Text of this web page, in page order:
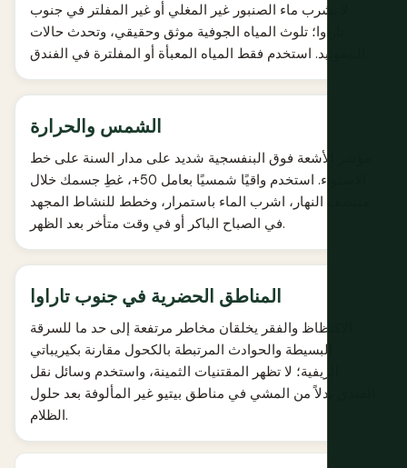
لا تشرب ماء الصنبور غير المغلي أو غير المفلتر في جنوب
تاراوا؛ تلوث المياه الجوفية موثق وحقيقي، وتحدث حالات
الشمس والحرارة
مؤشر الأشعة فوق البنفسجية شديد على مدار السنة على خط
الاستواء. استخدم واقيًا شمسيًا بعامل 50+، غطِ جسمك خلال
منتصف النهار، اشرب الماء باستمرار، وخطط للنشاط المجهد
في الصباح الباكر أو في وقت متأخر بعد الظهر.
المناطق الحضرية في جنوب تاراوا
الاكتظاظ والفقر يخلقان مخاطر مرتفعة إلى حد ما للسرقة
البسيطة والحوادث المرتبطة بالكحول مقارنة بكيريباتي
الريفية؛ لا تظهر المقتنيات الثمينة، واستخدم وسائل نقل
الفندق بدلاً من المشي في مناطق بيتيو غير المألوفة بعد حلول
الظلام.